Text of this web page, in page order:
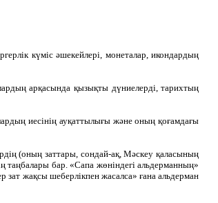
күміс әшекейлері, монеталар, икондардың
арқасында қызықты дүниелерді, тарихтың
иесінің ауқаттылығы және оның қоғамдағы
(оның заттары, сондай-ақ, Мәскеу қаласының
таңбалары бар. «Сапа жөніндегі альдерманның»
зат жақсы шеберлікпен жасалса» ғана альдерман